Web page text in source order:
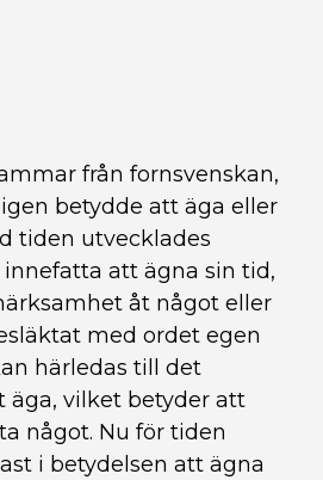
från fornsvenskan,
betydde att äga eller
tiden utvecklades
att ägna sin tid,
åt något eller
med ordet egen
härledas till det
äga, vilket betyder att
något. Nu för tiden
i betydelsen att ägna